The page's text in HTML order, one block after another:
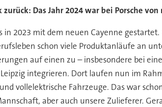
Das Jahr 2024 war bei Porsche
2023 mit dem neuen Cayenne
schon viele Produktanläufe an
auf einen zu – insbesondere bei
integrieren. Dort laufen nun im
vollelektrische Fahrzeuge. Das war
aber auch unsere Zulieferer.